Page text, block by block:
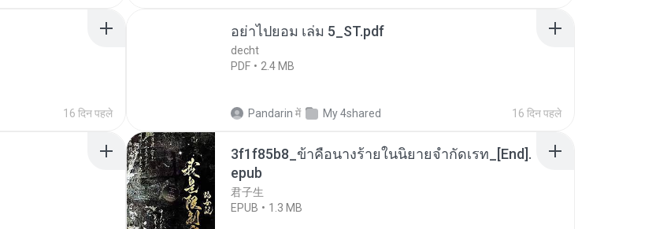
16 दिन पहले
อย่าไปยอม เล่ม 5_ST.pdf
decht
PDF
2.4 MB
Pandarin में My 4shared 16 दिन पहले
3f1f85b8_ข้าคือนางร้ายในนิยายจำกัดเรท_[End].
epub
君子生
EPUB
1.3 MB